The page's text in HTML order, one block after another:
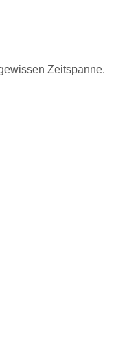
Zeitspanne.